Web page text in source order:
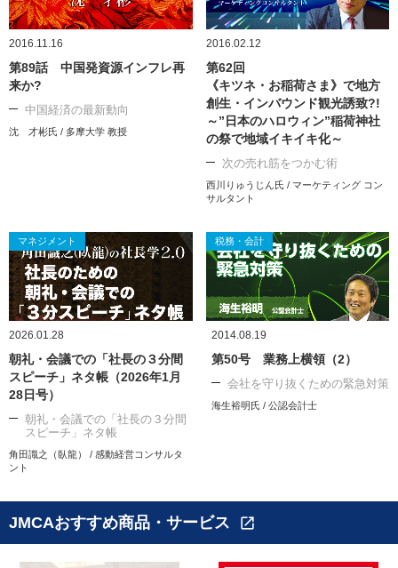
2016.11.16
第89話 中国発資源インフレ再
来か?
中国経済の最新動向
沈 才彬氏 / 多摩大学 教授
2016.02.12
第62回
《キツネ・お稲荷さま》で地方
創生・インバウンド観光誘致?!
～”日本のハロウィン”稲荷神社
の祭で地域イキイキ化～
次の売れ筋をつかむ術
西川りゅうじん氏 / マーケティング コン
サルタント
マネジメント
2026.01.28
朝礼・会議での「社長の３分間
スピーチ」ネタ帳（2026年1月
28日号）
朝礼・会議での「社長の３分間
スピーチ」ネタ帳
角田識之（臥龍） / 感動経営コンサルタ
ント
税務・会計
2014.08.19
第50号 業務上横領（2）
会社を守り抜くための緊急対策
海生裕明氏 / 公認会計士
JMCAおすすめ商品・サービス open_in_new